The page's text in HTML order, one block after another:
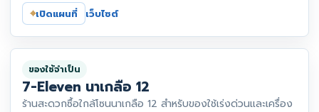
⌖เปิดแผนที่ เว็บไซต์
ของใช้จำเป็น
7-Eleven นาเกลือ 12
ร้านสะดวกซื้อใกล้โซนนาเกลือ 12 สำหรับของใช้เร่งด่วนและเครื่อง